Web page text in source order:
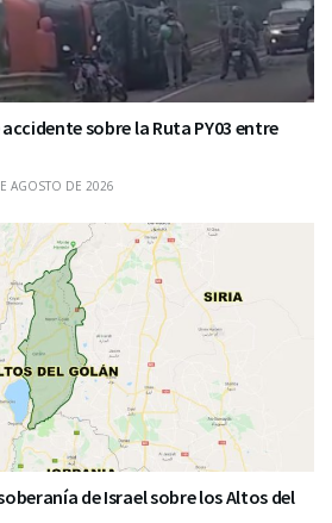
sobre la Ruta PY03 entre
AGOSTO DE 2026
de Israel sobre los Altos del